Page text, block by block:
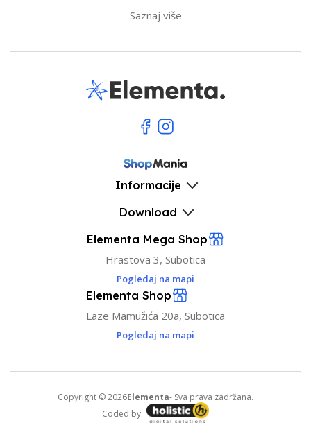
Saznaj više
Informacije
Download
Elementa Mega Shop
Hrastova 3, Subotica
Pogledaj na mapi
Elementa Shop
Laze Mamužića 20a, Subotica
Pogledaj na mapi
Copyright © 2026Elementa- Sva prava zadržana.
Coded by: